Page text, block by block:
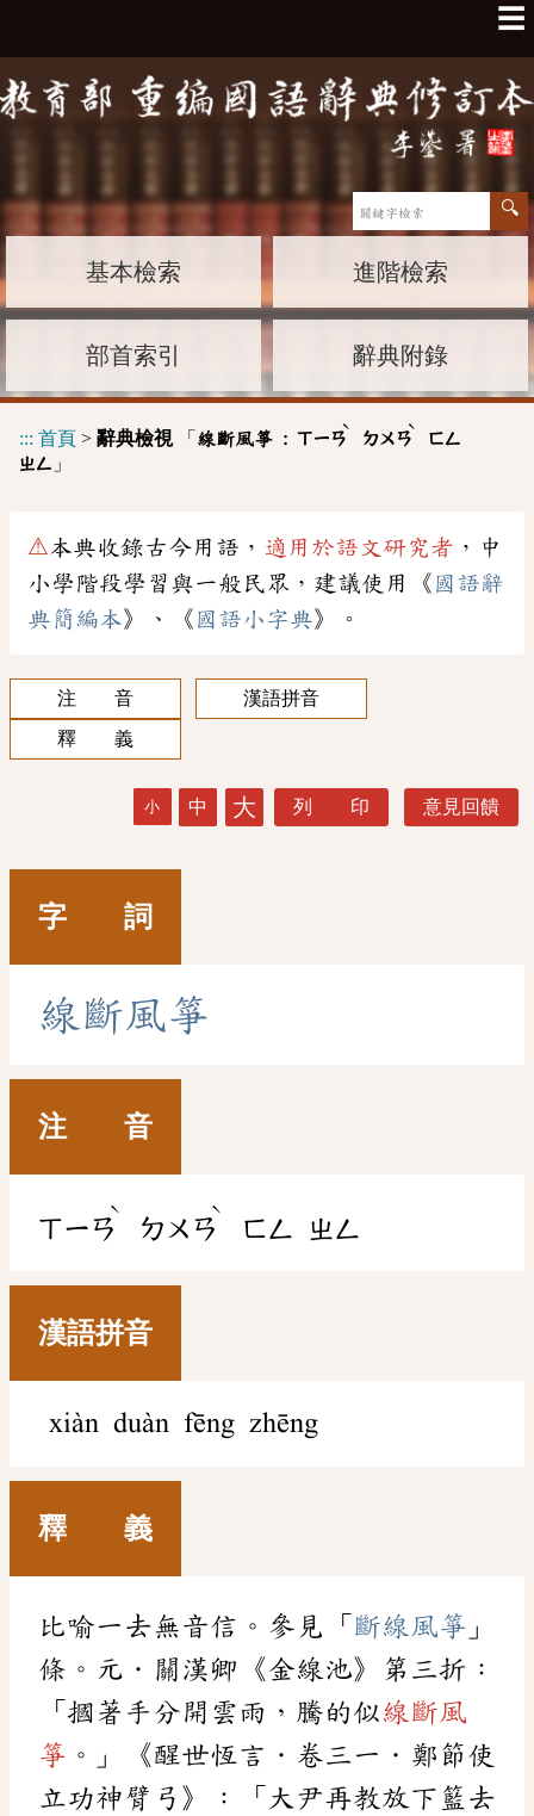
☰
基本檢索 進階檢索
部首索引 辭典附錄
::: 首頁 > 辭典檢視「 線斷風箏 : ㄒㄧㄢ
ˋ
ㄉㄨㄢ
ˋ
ㄈㄥ
ㄓㄥ 」
⚠本典收錄古今用語， 適用於語文研究者 ，中
小學階段學習與一般民眾，建議使用《 國語辭
典簡編本》、《 國語小字典》。
注 音
漢語拼音
釋 義
小 中 大 列 印 意見回饋
字 詞
線 斷風箏
注 音
ㄒㄧㄢ
ˋ
ㄉㄨㄢ
ˋ
ㄈㄥ ㄓㄥ
漢語拼音
xiàn duàn fēng zhēng
釋 義
比喻一去無音信。參見「 斷線風箏 」
條。元．關漢卿《金線池》第三折：
「摑著手分開雲雨，騰的似線斷風
箏 。」《醒世恆言．卷三一．鄭節使
立功神臂弓》：「大尹再教放下籃去